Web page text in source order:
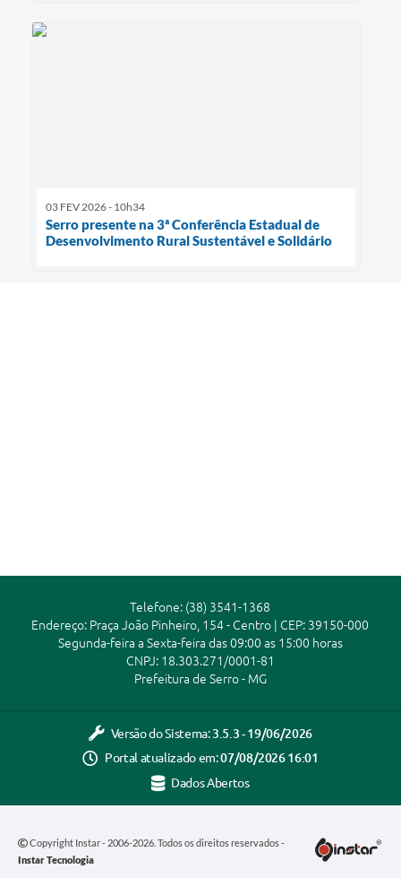
03 FEV 2026 - 10h34
Serro presente na 3ª Conferência Estadual de
Desenvolvimento Rural Sustentável e Solidário
Telefone: (38) 3541-1368
Endereço: Praça João Pinheiro, 154 - Centro | CEP: 39150-000
Segunda-feira a Sexta-feira das 09:00 as 15:00 horas
CNPJ: 18.303.271/0001-81
Prefeitura de Serro - MG
Versão do Sistema:3.5.3 - 19/06/2026
Portal atualizado em:07/08/2026 16:01
Dados Abertos
Copyright Instar - 2006-2026. Todos os direitos reservados -
Instar Tecnologia